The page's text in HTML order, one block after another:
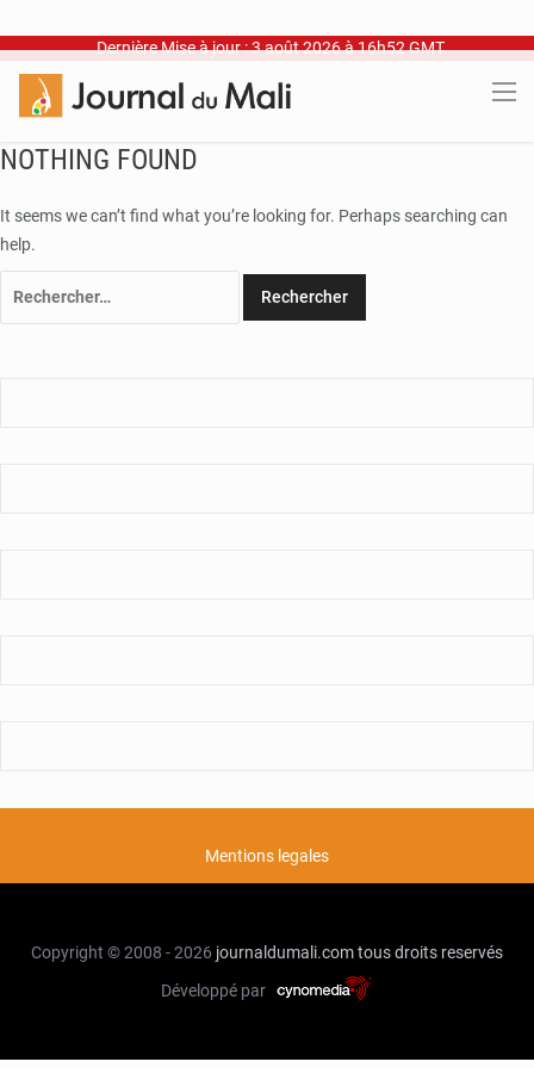
Dernière Mise à jour : 3 août 2026 à 16h52 GMT
NOTHING FOUND
It seems we can’t find what you’re looking for. Perhaps searching can
help.
Mentions legales
Copyright © 2008 - 2026 journaldumali.comtous droits reservés
Développé par